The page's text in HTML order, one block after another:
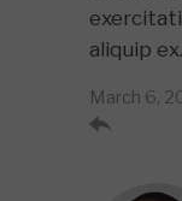
aliquip ex.
March 6,
